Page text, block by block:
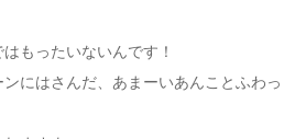
もったいないんです！
にはさんだ、あまーいあんことふわっ